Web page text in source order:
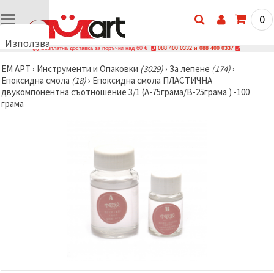
Използваме
🍪
Използваме
бисквитки
и подобни
по-
0
Безплатна доставка за поръчки над 60 € 088 400 0332 и 088 400 0337
ЕМ АРТ › Инструменти и Опаковки (3029)› За лепене (174)›
Епоксидна смола (18)› Епоксидна смола ПЛАСТИЧНА
двукомпонентна съотношение 3/1 (А-75грама/В-25грама ) -100
грама